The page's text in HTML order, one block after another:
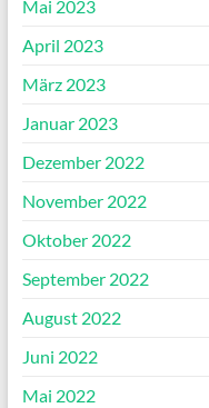
Mai 2023
April 2023
März 2023
Januar 2023
Dezember 2022
November 2022
Oktober 2022
September 2022
August 2022
Juni 2022
Mai 2022